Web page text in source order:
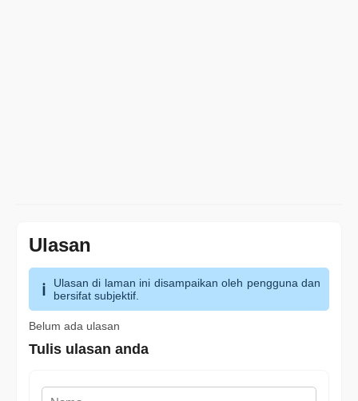
Ulasan
Ulasan di laman ini disampaikan oleh pengguna dan
bersifat subjektif.
Belum ada ulasan
Tulis ulasan anda